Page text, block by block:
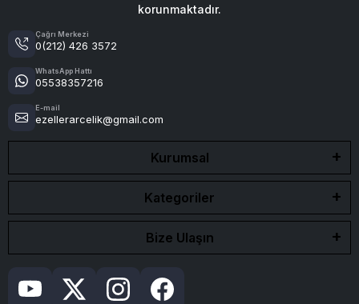
korunmaktadır.
Çağrı Merkezi
0(212) 426 3572
WhatsApp Hattı
05538357216
E-mail
ezellerarcelik@gmail.com
Kurumsal
Kategoriler
Bize Ulaşın